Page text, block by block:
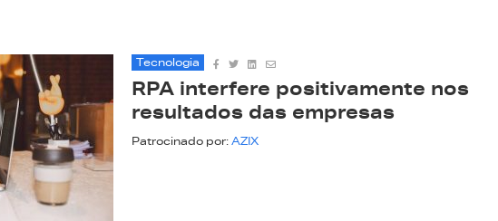
Tecnologia
RPA interfere positivamente nos
resultados das empresas
Patrocinado por: AZIX